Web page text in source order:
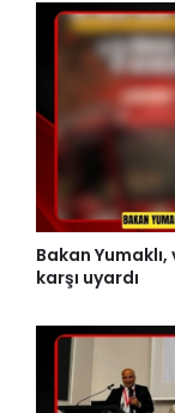
Bakan
karşı uyardı